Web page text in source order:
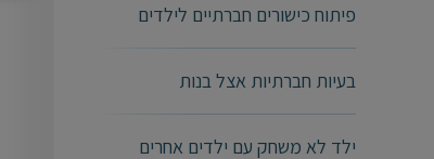
פיתוח כישורים חברתיים לילדים
בעיות חברתיות אצל בנות
ילד לא משחק עם ילדים אחרים